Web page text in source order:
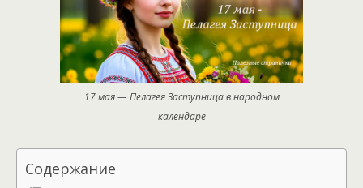
17 мая — Пелагея Заступница в народном
календаре
Содержание